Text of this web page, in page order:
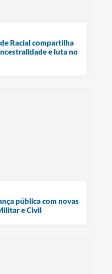
Racial compartilha
e luta no
pública com novas
e Civil